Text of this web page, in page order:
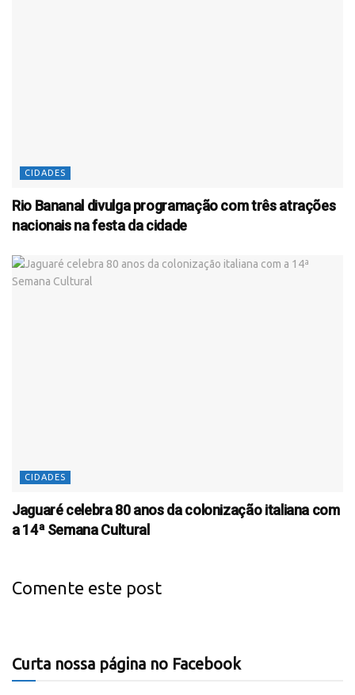
CIDADES
Rio Bananal divulga programação com três atrações
nacionais na festa da cidade
CIDADES
Jaguaré celebra 80 anos da colonização italiana com
a 14ª Semana Cultural
Comente este post
Curta nossa página no Facebook